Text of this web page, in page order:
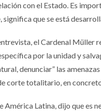
con el Estado. Es
significa que se está
el Cardenal Müller
por la unidad y
denunciar” las
corte totalitario, en
América Latina, dijo que es